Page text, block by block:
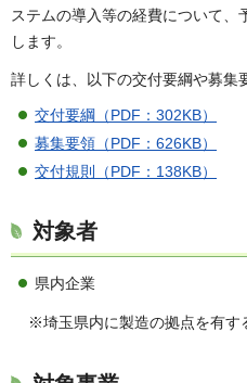
ステムの導入等の経費について、
します。
詳しくは、以下の交付要綱や募集
交付要綱（PDF：302KB）
募集要領（PDF：626KB）
交付規則（PDF：138KB）
対象者
県内企業
※埼玉県内に製造の拠点を有す